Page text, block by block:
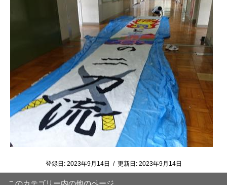
登録日: 2023年9月14日 / 更新日: 2023年9月14日
このカテゴリー内の他のページ